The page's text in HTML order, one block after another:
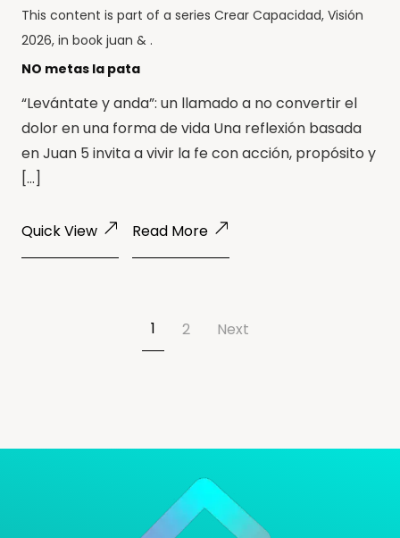
This content is part of a series Crear Capacidad, Visión
2026, in book juan & .
NO metas la pata
“Levántate y anda”: un llamado a no convertir el
dolor en una forma de vida Una reflexión basada
en Juan 5 invita a vivir la fe con acción, propósito y
[…]
Quick View Read More
1 2 Next